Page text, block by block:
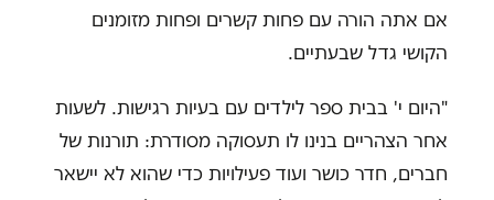
אם אתה הורה עם פחות קשרים ופחות מזומנים
הקושי גדל שבעתיים.
"היום י' בבית ספר לילדים עם בעיות רגישות. לשעות
אחר הצהריים בנינו לו תעסוקה מסודרת: תורנות של
חברים, חדר כושר ועוד פעילויות כדי שהוא לא יישאר